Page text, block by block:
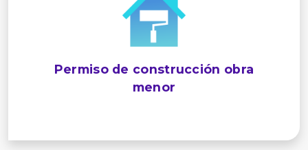
Permiso de construcción obra
menor